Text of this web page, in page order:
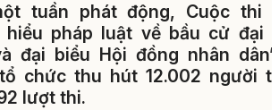
tuần phát động, Cuộc thi
hiểu pháp luật về bầu cử đại
đại biểu Hội đồng nhân
chức thu hút 12.002 người
lượt thi.